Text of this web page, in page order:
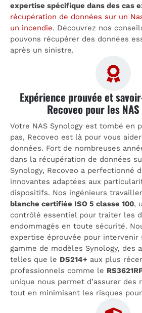
expertise spécifique dans des cas
récupération de données sur un
un incendie. Découvrez nos
pouvons récupérer des données
après un sinistre.
Expérience prouvée et
Recoveo pour les
Votre NAS Synology est tombé en
pas, Recoveo est là pour vous
données. Fort de nombreuses
dans la récupération de données
Synology, Recoveo a perfectionné
innovantes adaptées aux
dispositifs. Nos ingénieurs
blanche certifiée ISO 5 classe 100,
contrôlé essentiel pour traiter les
endommagés en toute sécurité.
expertise éprouvée pour intervenir
gamme de modèles Synology, des
telles que le DS214+ aux plus
professionnels comme le
unique nous permet d’assurer des
tout en minimisant les risques